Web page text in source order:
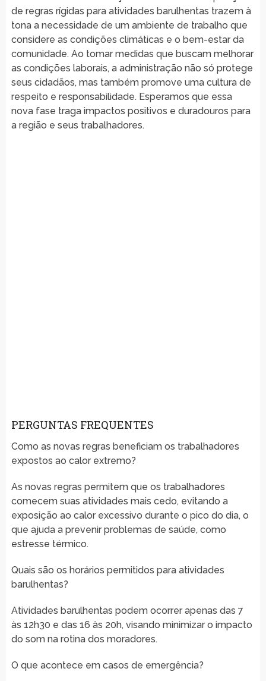
de regras rígidas para atividades barulhentas trazem à
tona a necessidade de um ambiente de trabalho que
considere as condições climáticas e o bem-estar da
comunidade. Ao tomar medidas que buscam melhorar
as condições laborais, a administração não só protege
seus cidadãos, mas também promove uma cultura de
respeito e responsabilidade. Esperamos que essa
nova fase traga impactos positivos e duradouros para
a região e seus trabalhadores.
PERGUNTAS FREQUENTES
Como as novas regras beneficiam os trabalhadores
expostos ao calor extremo?
As novas regras permitem que os trabalhadores
comecem suas atividades mais cedo, evitando a
exposição ao calor excessivo durante o pico do dia, o
que ajuda a prevenir problemas de saúde, como
estresse térmico.
Quais são os horários permitidos para atividades
barulhentas?
Atividades barulhentas podem ocorrer apenas das 7
às 12h30 e das 16 às 20h, visando minimizar o impacto
do som na rotina dos moradores.
O que acontece em casos de emergência?